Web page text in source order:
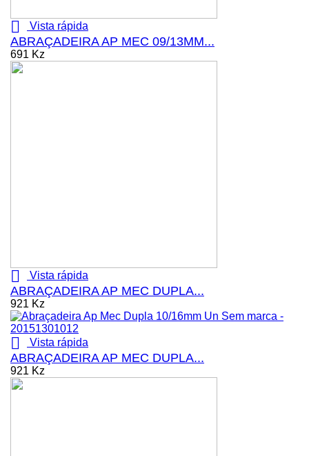
 Vista rápida
ABRAÇADEIRA AP MEC 09/13MM...
691 Kz
 Vista rápida
ABRAÇADEIRA AP MEC DUPLA...
921 Kz
 Vista rápida
ABRAÇADEIRA AP MEC DUPLA...
921 Kz